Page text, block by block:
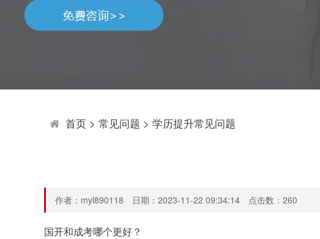
首页> 常见问题 > 学历提升常见问题
作者：myl890118 日期：2023-11-22 09:34:14 点击数： 260
国开和成考哪个更好？